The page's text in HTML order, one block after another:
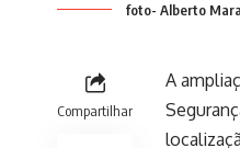
foto- Alberto
Compartilhar
A